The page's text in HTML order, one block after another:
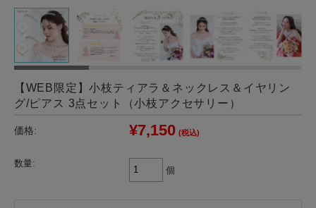
【WEB限定】小枝ティアラ＆ネックレス＆イヤリン
グ/ピアス 3点セット（小枝アクセサリー）
価格: ¥7,150 (税込)
数量:
個